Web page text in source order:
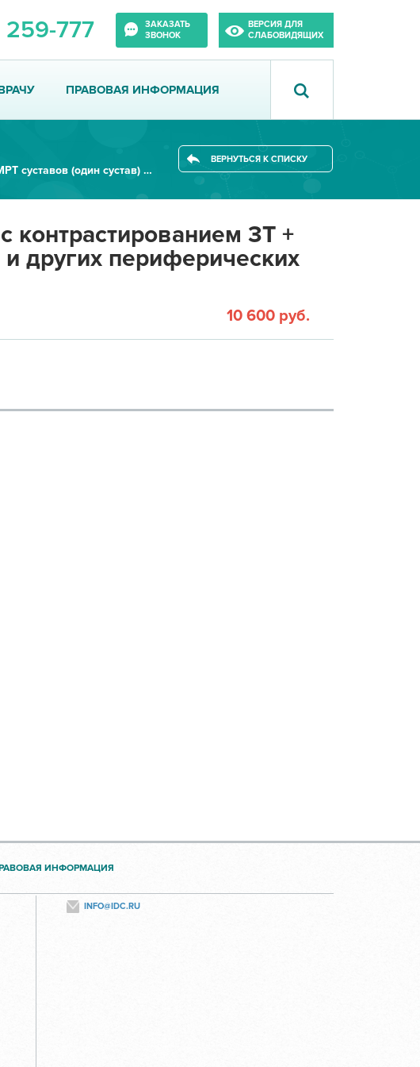
259-777
ЗАКАЗАТЬ
ЗВОНОК
ВЕРСИЯ ДЛЯ
СЛАБОВИДЯЩИХ
ПРАВОВАЯ ИНФОРМАЦИЯ
МРТ суставов (один сустав) с к...
ВЕРНУТЬСЯ К СПИСКУ
контрастированием 3Т +
других периферических
10 600 руб.
ИНФОРМАЦИЯ
INFO@IDC.RU